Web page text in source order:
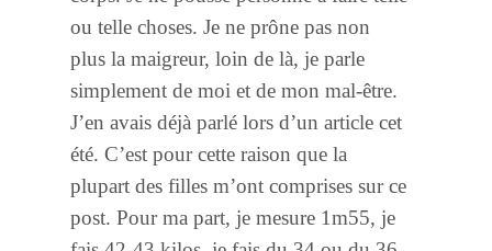
ou telle choses. Je ne prône pas non
plus la maigreur, loin de là, je parle
simplement de moi et de mon mal-être.
J’en avais déjà parlé lors d’un article cet
été. C’est pour cette raison que la
plupart des filles m’ont comprises sur ce
post. Pour ma part, je mesure 1m55, je